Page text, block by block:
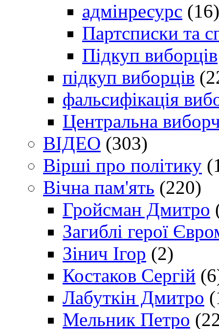
адмінресурс (16)
Партсписки та
Підкуп виборців
підкуп виборців
фальсифікація
Центральна
ВІДЕО (303)
Вірші про політику
Вічна пам'ять (220)
Гройсман Дмитро
Загиблі герої
Зінич Ігор (2)
Костаков Сергій
Лабуткін Дмитро
Мельник Петро